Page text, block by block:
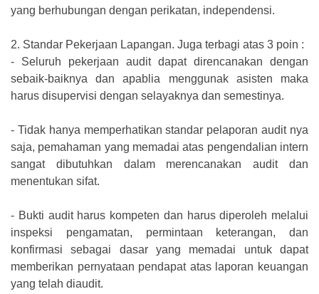
yang berhubungan dengan perikatan, independensi.
2. Standar Pekerjaan Lapangan. Juga terbagi atas 3 poin :
-
Seluruh pekerjaan audit dapat direncanakan dengan
sebaik-baiknya dan apablia menggunak asisten maka
harus disupervisi dengan selayaknya dan semestinya.
- Tidak hanya memperhatikan standar pelaporan audit nya
saja, pemahaman yang memadai atas pengendalian intern
sangat dibutuhkan dalam merencanakan audit dan
menentukan sifat.
- Bukti audit harus kompeten dan harus diperoleh melalui
inspeksi pengamatan, permintaan keterangan, dan
konfirmasi sebagai dasar yang memadai untuk dapat
memberikan pernyataan pendapat atas laporan keuangan
yang telah diaudit.